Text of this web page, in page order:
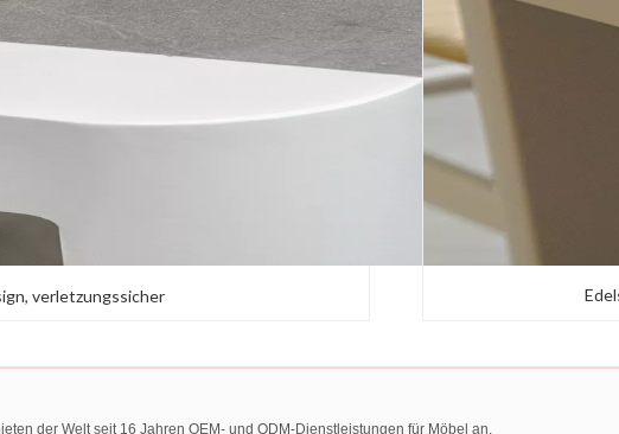
verletzungssicher
der Welt seit 16 Jahren OEM- und ODM-Dienstleistungen für Möbel an.